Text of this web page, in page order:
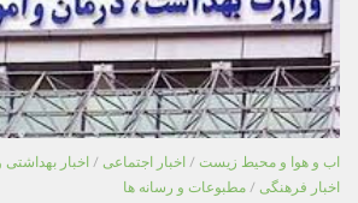
اب و هوا و محیط زیست / اخبار اجتماعی / اخبار بهداشتی
اخبار فرهنگی / مطبوعات و رسانه ها